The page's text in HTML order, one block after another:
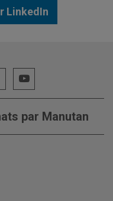
LinkedIn
par Manutan